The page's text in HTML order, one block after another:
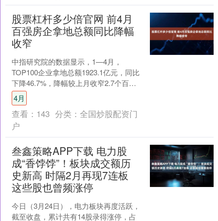
股票杠杆多少倍官网 前4月
百强房企拿地总额同比降幅
收窄
中指研究院的数据显示，1—4月，
TOP100企业拿地总额1923.1亿元，同比
下降46.7%，降幅较上月收窄2.7个百分
点。从新增货值来看，越秀地产、华润
置地、....
4月
查看： 143 分类： 全国炒股配资门
户
叁鑫策略APP下载 电力股
成“香饽饽”！板块成交额历
史新高 时隔2月再现7连板
这些股也曾频涨停
今日（3月24日），电力板块再度活跃，
截至收盘，累计共有14股录得涨停，占